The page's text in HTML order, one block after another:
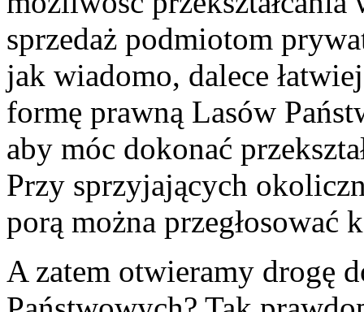
sprzedaż podmiotom
jak wiadomo, dalece
formę prawną Lasów
aby móc dokonać
Przy sprzyjających
porą można przegłosować
A zatem otwieramy drogę